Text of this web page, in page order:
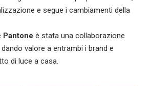
e segue i cambiamenti della
Pantone è stata una collaborazione
valore a entrambi i brand e
di luce a casa.